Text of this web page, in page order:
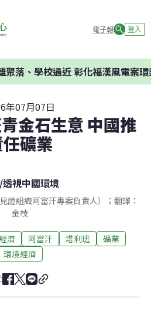
電子報 登入
、學校過近 彰化福漢風電案環委
年07月07日
金石生意 中國推
礦業
/透視中國環境
證組織阿富汗專案負責人）；翻譯：
金枝
濟 阿富汗 塔利班
礦業
環境經濟